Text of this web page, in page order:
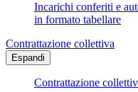
Incarichi conferiti e
in formato tabellare
Contrattazione collettiva
Espandi
Contrattazione